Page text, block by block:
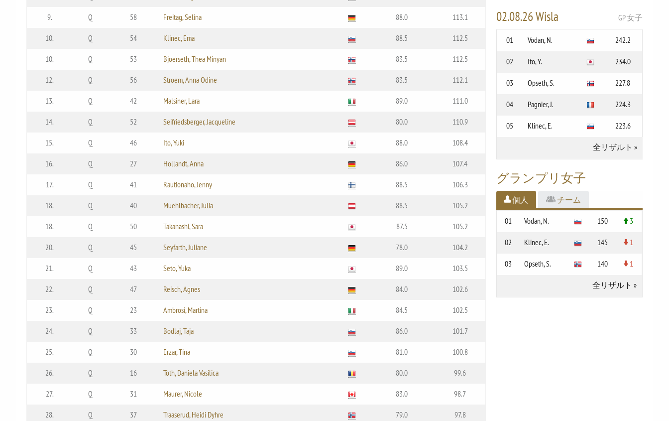
9. Q 58 Freitag, Selina 88.0 113.1
10. Q 54 Klinec, Ema 88.5 112.5
10. Q 53 Bjoerseth, Thea Minyan 83.5 112.5
12. Q 56 Stroem, Anna Odine 83.5 112.1
13. Q 42 Malsiner, Lara 89.0 111.0
14. Q 52 Seifriedsberger, Jacqueline 80.0 110.9
15. Q 46 Ito, Yuki 88.0 108.4
16. Q 27 Hollandt, Anna 86.0 107.4
17. Q 41 Rautionaho, Jenny 88.5 106.3
18. Q 40 Muehlbacher, Julia 88.5 105.2
18. Q 50 Takanashi, Sara 87.5 105.2
20. Q 45 Seyfarth, Juliane 78.0 104.2
21. Q 43 Seto, Yuka 89.0 103.5
22. Q 47 Reisch, Agnes 84.0 102.6
23. Q 23 Ambrosi, Martina 84.5 102.5
24. Q 33 Bodlaj, Taja 86.0 101.7
25. Q 30 Erzar, Tina 81.0 100.8
26. Q 16 Toth, Daniela Vasilica 80.0 99.6
27. Q 31 Maurer, Nicole 83.0 98.7
28. Q 37 Traaserud, Heidi Dyhre 79.0 97.8
02.08.26 Wisla GP 女子
01 Vodan, N. 242.2
02 Ito, Y. 234.0
03 Opseth, S. 227.8
04 Pagnier, J. 224.3
05 Klinec, E. 223.6
全リザルト »
グランプリ女子
個人 チーム
01 Vodan, N. 150 3
02 Klinec, E. 145 1
03 Opseth, S. 140 1
全リザルト »